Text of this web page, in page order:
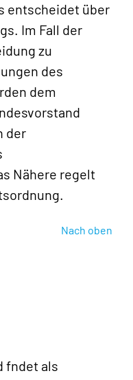
entscheidet über
Im Fall der
zu
des
dem
der
Nähere regelt
Nach oben
fndet als